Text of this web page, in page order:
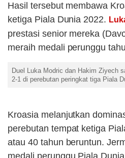
Hasil tersebut membawa
ketiga Piala Dunia 2022.
prestasi senior mereka
meraih medali perunggu
Duel Luka Modric dan Hakim Ziyech
2-1 di perebutan peringkat tiga Piala
Kroasia melanjutkan
perebutan tempat ketiga
atau 40 tahun beruntun.